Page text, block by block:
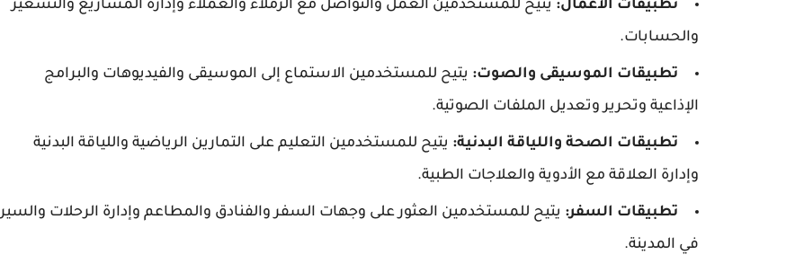
تطبيقات الأعمال: يتيح للمستخدمين العمل والتواصل مع الزملاء والعملاء وإدارة المشاريع والتسعير
والحسابات.
تطبيقات الموسيقى والصوت: يتيح للمستخدمين الاستماع إلى الموسيقى والفيديوهات والبرامج
الإذاعية وتحرير وتعديل الملفات الصوتية.
تطبيقات الصحة واللياقة البدنية: يتيح للمستخدمين التعليم على التمارين الرياضية واللياقة البدنية
وإدارة العلاقة مع الأدوية والعلاجات الطبية.
تطبيقات السفر: يتيح للمستخدمين العثور على وجهات السفر والفنادق والمطاعم وإدارة الرحلات والسير
في المدينة.